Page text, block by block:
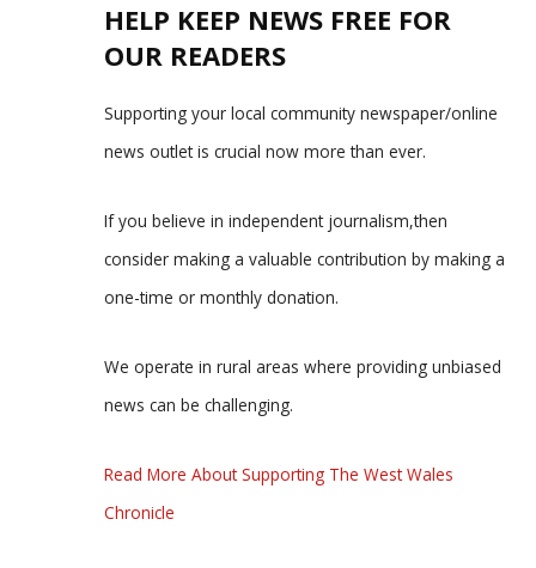
HELP KEEP NEWS FREE FOR
OUR READERS
Supporting your local community newspaper/online
news outlet is crucial now more than ever.
If you believe in independent journalism,then
consider making a valuable contribution by making a
one-time or monthly donation.
We operate in rural areas where providing unbiased
news can be challenging.
Read More About Supporting The West Wales
Chronicle